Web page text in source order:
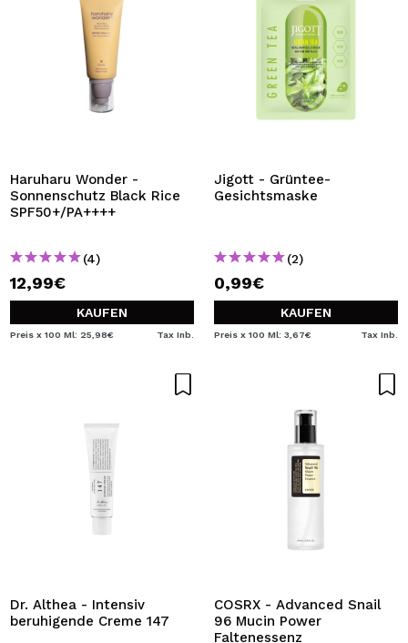
Haruharu Wonder -
Sonnenschutz Black Rice
SPF50+/PA++++
(4)
12,99€
KAUFEN
Preis x 100 Ml: 25,98€ Tax Inb.
Jigott - Grüntee-
Gesichtsmaske
(2)
0,99€
KAUFEN
Preis x 100 Ml: 3,67€ Tax Inb.
Dr. Althea - Intensiv
beruhigende Creme 147
COSRX - Advanced Snail
96 Mucin Power
Faltenessenz